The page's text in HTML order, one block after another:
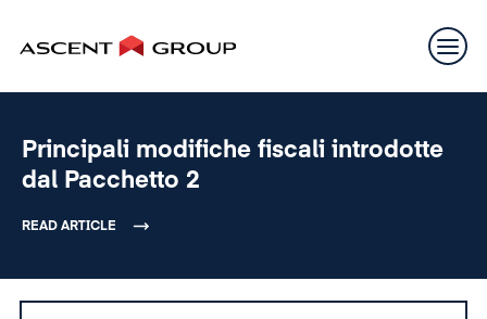
Principali modifiche fiscali introdotte
dal Pacchetto 2
READ ARTICLE